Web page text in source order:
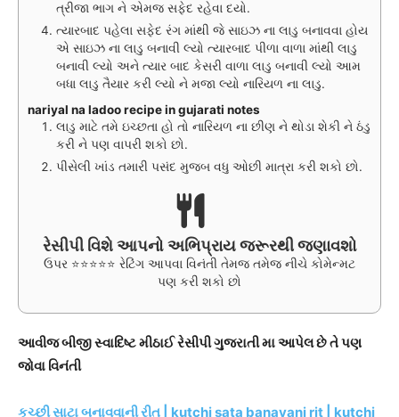
ત્રીજા ભાગ ને એમજ સફેદ રહેવા દયો.
ત્યારબાદ પહેલા સફેદ રંગ માંથી જે સાઇઝ ના લાડુ બનાવવા હોય
એ સાઇઝ ના લાડુ બનાવી લ્યો ત્યારબાદ પીળા વાળા માંથી લાડુ
બનાવી લ્યો અને ત્યાર બાદ કેસરી વાળા લાડુ બનાવી લ્યો આમ
બધા લાડુ તૈયાર કરી લ્યો ને મજા લ્યો નારિયળ ના લાડુ.
nariyal na ladoo recipe in gujarati notes
લાડુ માટે તમે ઇચ્છતા હો તો નારિયળ ના છીણ ને થોડા શેકી ને ઠંડુ
કરી ને પણ વાપરી શકો છો.
પીસેલી ખાંડ તમારી પસંદ મુજબ વધુ ઓછી માત્રા કરી શકો છો.
રેસીપી વિશે આપનો અભિપ્રાય જરૂરથી જણાવશો
ઉપર ⭐⭐⭐⭐⭐ રેટિંગ આપવા વિનંતી તેમજ તમેજ નીચે કોમેન્મટ
પણ કરી શકો છો
આવીજ બીજી સ્વાદિષ્ટ મીઠાઈ રેસીપી ગુજરાતી મા આપેલ છે તે પણ
જોવા વિનંતી
કચ્છી સાટા બનાવવાની રીત | kutchi sata banavani rit | kutchi